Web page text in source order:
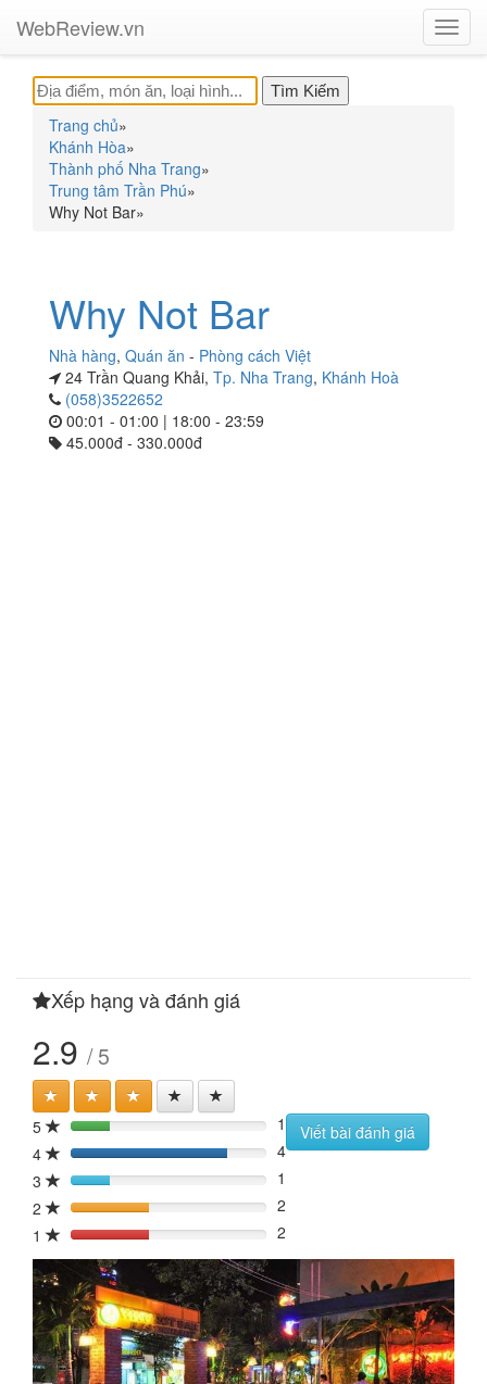
WebReview.vn
Trang chủ»
Khánh Hòa»
Thành phố Nha Trang»
Trung tâm Trần Phú»
Why Not Bar»
Why Not Bar
Nhà hàng, Quán ăn - Phòng cách Việt
24 Trần Quang Khải, Tp. Nha Trang, Khánh Hoà
(058)3522652
00:01 - 01:00 | 18:00 - 23:59
45.000đ - 330.000đ
Xếp hạng và đánh giá
2.9 / 5
5 20%
1
4
80%
4
3
20%
1
2
40%
2
1
40% 2
Viết bài đánh giá